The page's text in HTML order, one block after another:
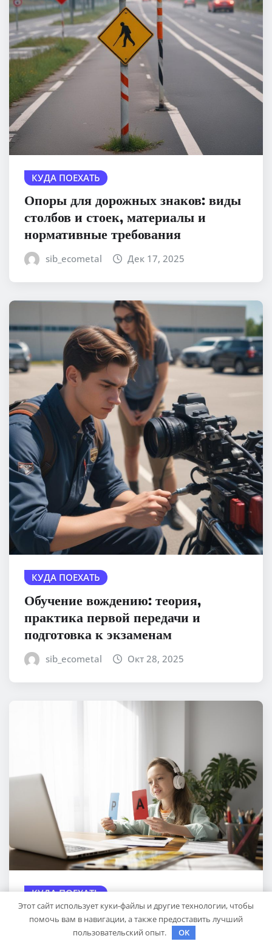
КУДА ПОЕХАТЬ
Опоры для дорожных знаков: виды
столбов и стоек, материалы и
нормативные требования
sib_ecometal Дек 17, 2025
КУДА ПОЕХАТЬ
Обучение вождению: теория,
практика первой передачи и
подготовка к экзаменам
sib_ecometal Окт 28, 2025
КУДА ПОЕХАТЬ
Английский для школьников: как
учить язык с удовольствием
Этот сайт использует куки-файлы и другие технологии, чтобы
помочь вам в навигации, а также предоставить лучший
пользовательский опыт.
OK